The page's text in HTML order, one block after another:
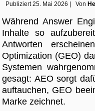
Publiziert 25. Mai 2026 Von
Während Answer
Inhalte so
Antworten
Optimization (GEO)
Systemen
gesagt: AEO sorgt
auftauchen, GEO
Marke zeichnet.